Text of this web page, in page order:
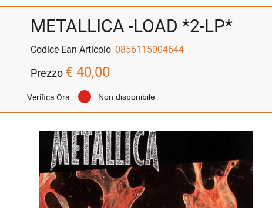
METALLICA -LOAD *2-LP*
Codice Ean Articolo 0856115004644
Prezzo € 40,00
Verifica Ora Non disponibile